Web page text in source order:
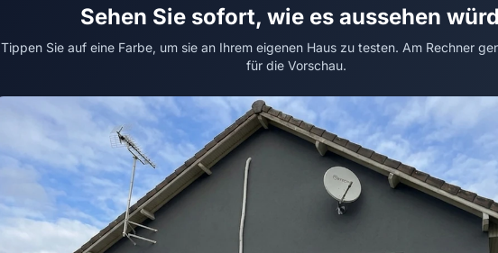
Sehen Sie sofort, wie es aussehen
Tippen Sie auf eine Farbe, um sie an Ihrem eigenen Haus zu testen. Am Rechner
für die Vorschau.